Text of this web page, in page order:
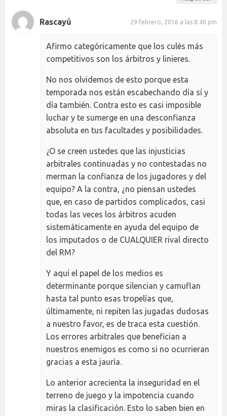
Rascayú 29 febrero, 2016 a las 8:40 pm
Afirmo categóricamente que los culés más
competitivos son los árbitros y linieres.
No nos olvidemos de esto porque esta
temporada nos están escabechando día sí y
día también. Contra esto es casi imposible
luchar y te sumerge en una desconfianza
absoluta en tus facultades y posibilidades.
¿O se creen ustedes que las injusticias
arbitrales continuadas y no contestadas no
merman la confianza de los jugadores y del
equipo? A la contra, ¿no piensan ustedes
que, en caso de partidos complicados, casi
todas las veces los árbitros acuden
sistemáticamente en ayuda del equipo de
los imputados o de CUALQUIER rival directo
del RM?
Y aquí el papel de los medios es
determinante porque silencian y camuflan
hasta tal punto esas tropelías que,
últimamente, ni repiten las jugadas dudosas
a nuestro favor, es de traca esta cuestión.
Los errores arbitrales que benefician a
nuestros enemigos es como si no ocurrieran
gracias a esta jauría.
Lo anterior acrecienta la inseguridad en el
terreno de juego y la impotencia cuando
miras la clasificación. Esto lo saben bien en